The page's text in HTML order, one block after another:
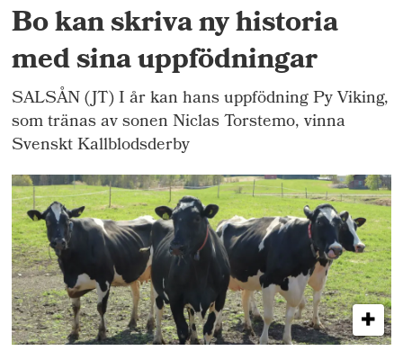
Bo kan skriva ny historia
med sina uppfödningar
SALSÅN (JT) I år kan hans uppfödning Py Viking,
som tränas av sonen Niclas Torstemo, vinna
Svenskt Kallblodsderby